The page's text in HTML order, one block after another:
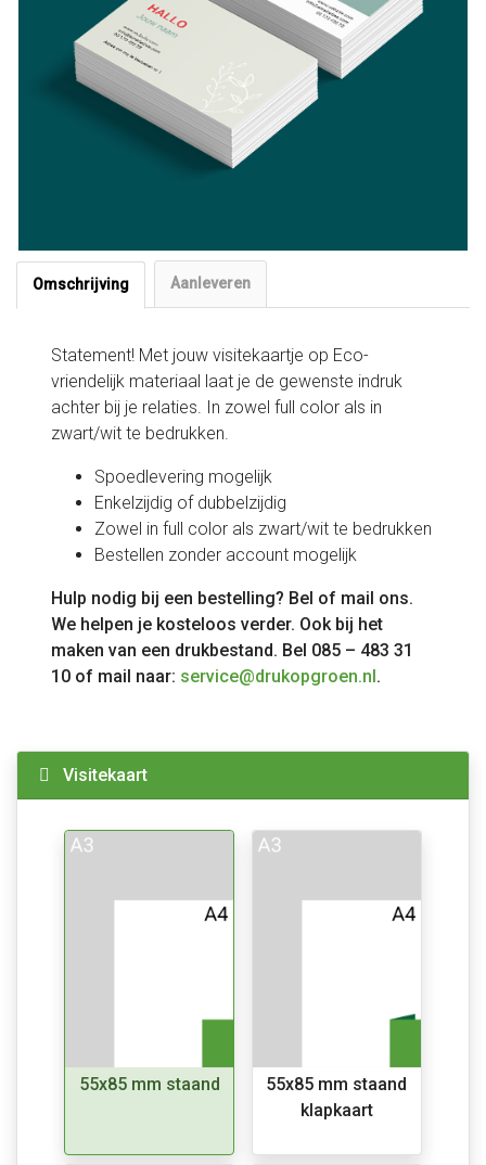
Omschrijving Aanleveren
Statement! Met jouw visitekaartje op Eco-
vriendelijk materiaal laat je de gewenste indruk
achter bij je relaties. In zowel full color als in
zwart/wit te bedrukken.
Spoedlevering mogelijk
Enkelzijdig of dubbelzijdig
Zowel in full color als zwart/wit te bedrukken
Bestellen zonder account mogelijk
Hulp nodig bij een bestelling? Bel of mail ons.
We helpen je kosteloos verder. Ook bij het
maken van een drukbestand. Bel 085 – 483 31
10 of mail naar: service@drukopgroen.nl.
Visitekaart
55x85 mm staand
55x85 mm staand
klapkaart